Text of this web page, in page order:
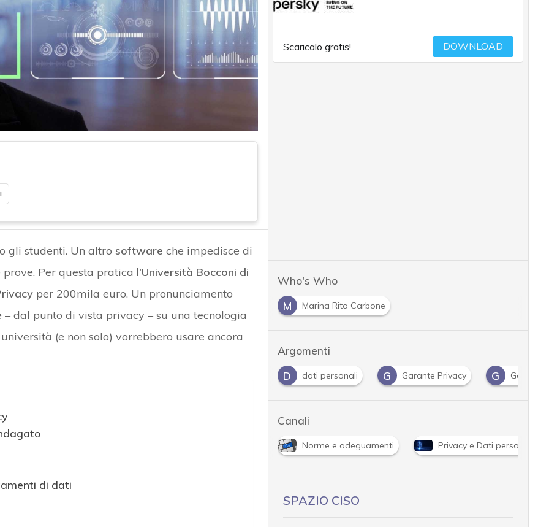
gli studenti. Un altro software che impedisce di
Per questa pratica l’Università Bocconi di
per 200mila euro. Un pronunciamento
dal punto di vista privacy – su una tecnologia
(e non solo) vorrebbero usare ancora
di dati
Scaricalo gratis! DOWNLOAD
Who's Who
M
Marina Rita Carbone
Argomenti
D dati personali G Garante Privacy G Gdpr
Canali
Norme e adeguamenti Privacy e Dati personali
SPAZIO CISO